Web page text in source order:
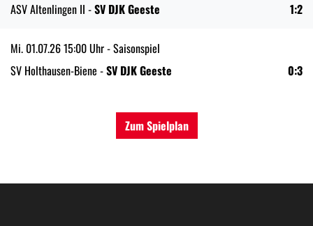
ASV Altenlingen II -SV DJK Geeste 1:2
Mi. 01.07.2615:00 Uhr- Saisonspiel
SV Holthausen-Biene -SV DJK Geeste 0:3
Zum Spielplan